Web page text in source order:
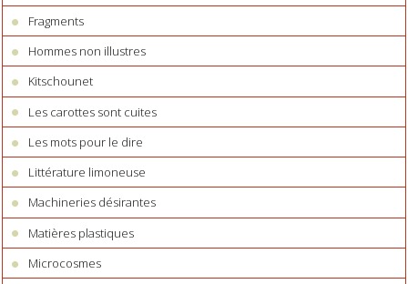
Fragments
Hommes non illustres
Kitschounet
Les carottes sont cuites
Les mots pour le dire
Littérature limoneuse
Machineries désirantes
Matières plastiques
Microcosmes